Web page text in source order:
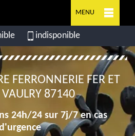
MENU
indisponible
FERRONNERIE FER ET
VAULRY 87140
24h/24 sur 7j/7 en cas